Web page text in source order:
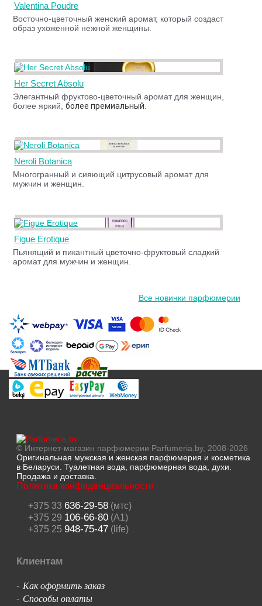
Valentina Poudre
Восточно-цветочный женский аромат, который создаст
образ ухоженной нежной женщины.
Her Secret Absolu
Элегантный фруктово-цветочный аромат для женщин,
более яркий,более премиальный.
Neroli Botanica
Многогранный и сияющий цитрусовый аромат для
мужчин и женщин.
Figue Erotique
Пьянящий и пикантный цветочно-фруктовый сладкий
аромат для мужчин и женщин.
Все новинки парфюмерии
© Интернет-магазин парфюмерии Parfumeria.by, 2008-2026
Оригинальная мужская и женская парфюмерия и косметика
в Беларуси. Туалетная вода, парфюмерная вода, духи.
Продажа и доставка.
Политика конфиденциальности
+375 33 636-29-58(мтс)
+375 29 106-66-80(A1)
+375 25 948-75-47(life)
Клиентам
- Как оформить заказ
- Способы оплаты